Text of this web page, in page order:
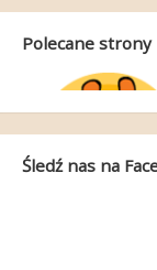
Polecane strony
Śledź nas na